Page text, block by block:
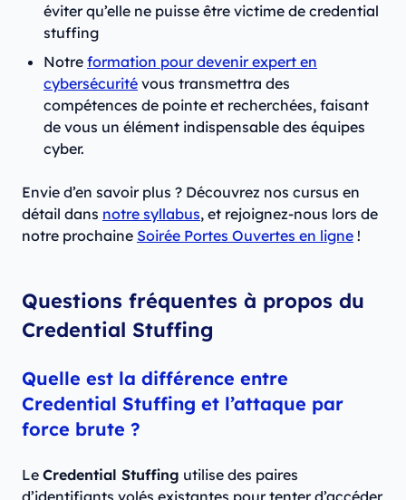
éviter qu’elle ne puisse être victime de credential
stuffing
Notre formation pour devenir expert en
cybersécurité vous transmettra des
compétences de pointe et recherchées, faisant
de vous un élément indispensable des équipes
cyber.
Envie d’en savoir plus ? Découvrez nos cursus en
détail dans notre syllabus, et rejoignez-nous lors de
notre prochaine Soirée Portes Ouvertes en ligne !
Questions fréquentes à propos du
Credential Stuffing
Quelle est la différence entre
Credential Stuffing et l’attaque par
force brute ?
Le Credential Stuffing utilise des paires
d’identifiants volés existantes pour tenter d’accéder